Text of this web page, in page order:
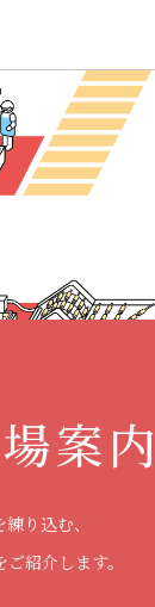
案内
り込む、
紹介します。